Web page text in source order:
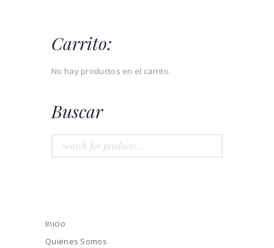
Carrito:
No hay productos en el carrito.
Buscar
Inicio
Quienes Somos